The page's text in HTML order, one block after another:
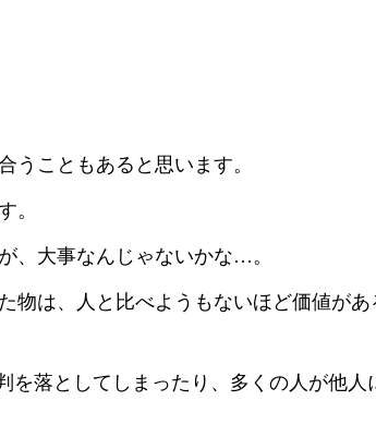
うこともあると思います。
。
、大事なんじゃないかな…。
物は、人と比べようもないほど価値があ
を落としてしまったり、多くの人が他人